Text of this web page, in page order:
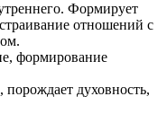
Формирует
отношений с
формирование
духовность,